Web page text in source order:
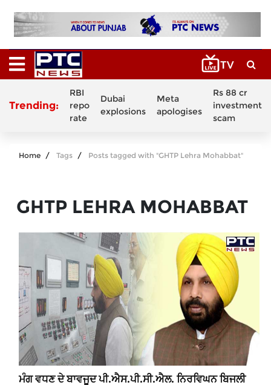
Trending:
RBI
repo
rate
Dubai
explosions
Meta
apologises
Rs 88 cr
investment
scam
Home Tags Posts tagged with "GHTP Lehra Mohabbat"
GHTP LEHRA MOHABBAT
ਮੰਗ ਵਧਣ ਦੇ ਬਾਵਜੂਦ ਪੀ.ਐਸ.ਪੀ.ਸੀ.ਐਲ. ਨਿਰਵਿਘਨ ਬਿਜਲੀ